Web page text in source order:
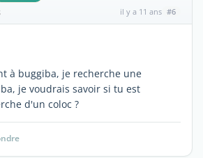
il y a 11 ans #6
à buggiba, je recherche une
je voudrais savoir si tu est
d'un coloc ?